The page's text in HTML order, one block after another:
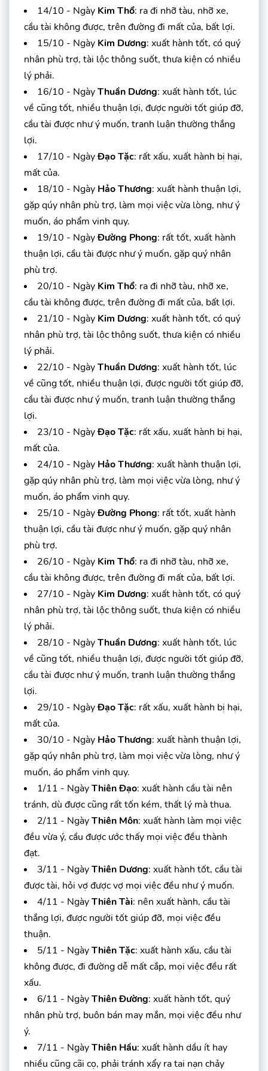
14/10 - Ngày Kim Thổ: ra đi nhỡ tàu, nhỡ xe,
cầu tài không được, trên đường đi mất của, bất lợi.
15/10 - Ngày Kim Dương: xuất hành tốt, có quý
nhân phù trợ, tài lộc thông suốt, thưa kiện có nhiều
lý phải.
16/10 - NgàyThuần Dương: xuất hành tốt, lúc
về cũng tốt, nhiều thuận lợi, được người tốt giúp đỡ,
cầu tài được như ý muốn, tranh luận thường thắng
lợi.
17/10 - NgàyĐạo Tặc: rất xấu, xuất hành bị hại,
mất của.
18/10 - Ngày Hảo Thương: xuất hành thuận lợi,
gặp qúy nhân phù trợ, làm mọi việc vừa lòng, như ý
muốn, áo phẩm vinh quy.
19/10 - NgàyĐường Phong: rất tốt, xuất hành
thuận lợi, cầu tài được như ý muốn, gặp quý nhân
phù trợ.
20/10 - Ngày Kim Thổ: ra đi nhỡ tàu, nhỡ xe,
cầu tài không được, trên đường đi mất của, bất lợi.
21/10 - Ngày Kim Dương: xuất hành tốt, có quý
nhân phù trợ, tài lộc thông suốt, thưa kiện có nhiều
lý phải.
22/10 - NgàyThuần Dương: xuất hành tốt, lúc
về cũng tốt, nhiều thuận lợi, được người tốt giúp đỡ,
cầu tài được như ý muốn, tranh luận thường thắng
lợi.
23/10 - NgàyĐạo Tặc: rất xấu, xuất hành bị hại,
mất của.
24/10 - Ngày Hảo Thương: xuất hành thuận lợi,
gặp qúy nhân phù trợ, làm mọi việc vừa lòng, như ý
muốn, áo phẩm vinh quy.
25/10 - NgàyĐường Phong: rất tốt, xuất hành
thuận lợi, cầu tài được như ý muốn, gặp quý nhân
phù trợ.
26/10 - Ngày Kim Thổ: ra đi nhỡ tàu, nhỡ xe,
cầu tài không được, trên đường đi mất của, bất lợi.
27/10 - Ngày Kim Dương: xuất hành tốt, có quý
nhân phù trợ, tài lộc thông suốt, thưa kiện có nhiều
lý phải.
28/10 - NgàyThuần Dương: xuất hành tốt, lúc
về cũng tốt, nhiều thuận lợi, được người tốt giúp đỡ,
cầu tài được như ý muốn, tranh luận thường thắng
lợi.
29/10 - NgàyĐạo Tặc: rất xấu, xuất hành bị hại,
mất của.
30/10 - Ngày Hảo Thương: xuất hành thuận lợi,
gặp qúy nhân phù trợ, làm mọi việc vừa lòng, như ý
muốn, áo phẩm vinh quy.
1/11 - NgàyThiên Đạo: xuất hành cầu tài nên
tránh, dù được cũng rất tốn kém, thất lý mà thua.
2/11 - NgàyThiên Môn: xuất hành làm mọi việc
đều vừa ý, cầu được ước thấy mọi việc đều thành
đạt.
3/11 - NgàyThiên Dương: xuất hành tốt, cầu tài
được tài, hỏi vợ được vợ mọi việc đều như ý muốn.
4/11 - NgàyThiên Tài: nên xuất hành, cầu tài
thắng lợi, được người tốt giúp đỡ, mọi việc đều
thuận.
5/11 - NgàyThiên Tặc: xuất hành xấu, cầu tài
không được, đi đường dễ mất cắp, mọi việc đều rất
xấu.
6/11 - NgàyThiên Đường: xuất hành tốt, quý
nhân phù trợ, buôn bán may mắn, mọi việc đều như
ý.
7/11 - NgàyThiên Hầu: xuất hành dầu ít hay
nhiều cũng cãi cọ, phải tránh xẩy ra tai nạn chảy